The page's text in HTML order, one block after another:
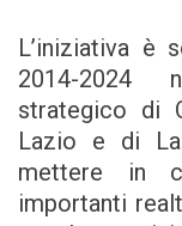
L’iniziativa è
2014-2024
strategico di
Lazio e di
mettere in
importanti